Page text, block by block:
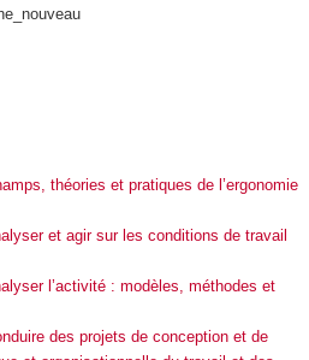
théories et pratiques de l’ergonomie
et agir sur les conditions de travail
l’activité : modèles, méthodes et
des projets de conception et de